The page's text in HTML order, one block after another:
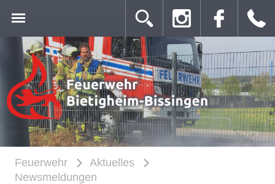
Feuerwehr
Aktuelles
Newsmeldungen